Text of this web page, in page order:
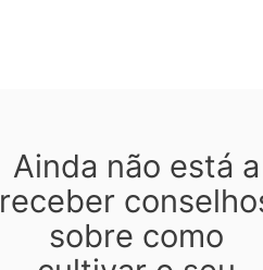
Ainda não está a
receber
sobre como